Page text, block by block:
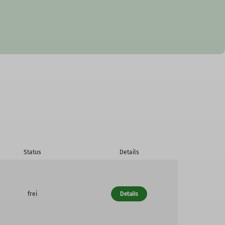
Status Details
frei Details